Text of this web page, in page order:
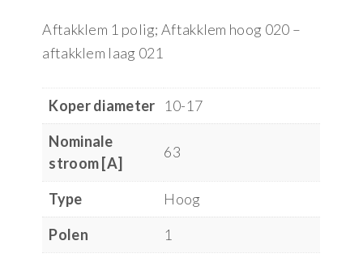
Aftakklem 1 polig; Aftakklem hoog 020 –
aftakklem laag 021
Koper diameter 10-17
Nominale
stroom [A]
63
Type
Hoog
Polen
1